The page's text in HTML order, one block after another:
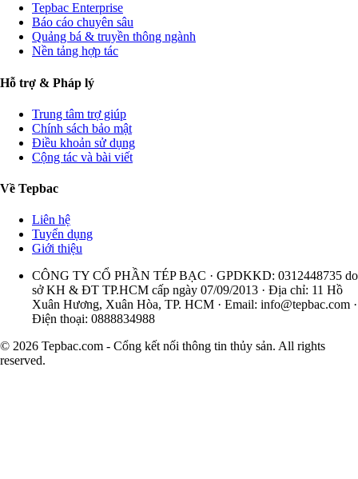
Tepbac Enterprise
Báo cáo chuyên sâu
Quảng bá & truyền thông ngành
Nền tảng hợp tác
Hỗ trợ & Pháp lý
Trung tâm trợ giúp
Chính sách bảo mật
Điều khoản sử dụng
Cộng tác và bài viết
Về Tepbac
Liên hệ
Tuyển dụng
Giới thiệu
CÔNG TY CỔ PHẦN TÉP BẠC · GPDKKD: 0312448735 do
sở KH & ĐT TP.HCM cấp ngày 07/09/2013 · Địa chỉ: 11 Hồ
Xuân Hương, Xuân Hòa, TP. HCM · Email: info@tepbac.com ·
Điện thoại: 0888834988
© 2026 Tepbac.com - Cổng kết nối thông tin thủy sản. All rights
reserved.